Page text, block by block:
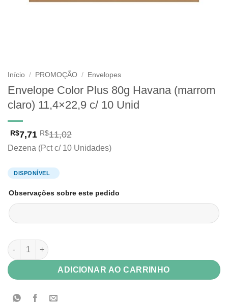
Início / PROMOÇÃO / Envelopes
Envelope Color Plus 80g Havana (marrom
claro) 11,4×22,9 c/ 10 Unid
R$7,71 R$11,02
Dezena (Pct c/ 10 Unidades)
Observações sobre este pedido
Envelope Color Plus 80g Havana (marrom claro) 11,4x22,9 c/
ADICIONAR AO CARRINHO